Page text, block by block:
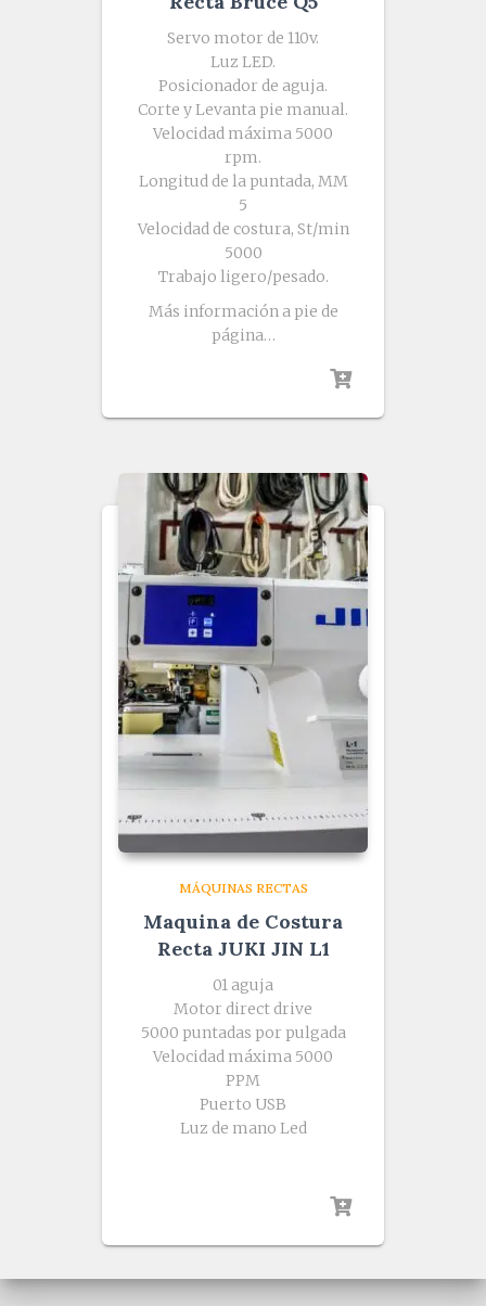
Servo motor de 110v.
Luz LED.
Posicionador de aguja.
Corte y Levanta pie manual.
Velocidad máxima 5000
rpm.
Longitud de la puntada, MM
5
Velocidad de costura, St/min
5000
Trabajo ligero/pesado.
Más información a pie de
página…
MÁQUINAS RECTAS
Maquina de Costura
Recta JUKI JIN L1
01 aguja
Motor direct drive
5000 puntadas por pulgada
Velocidad máxima 5000
PPM
Puerto USB
Luz de mano Led